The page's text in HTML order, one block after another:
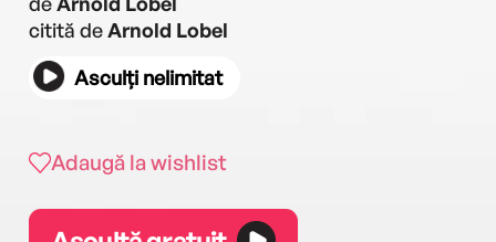
citită deArnold Lobel
Asculți nelimitat
Adaugă la wishlist